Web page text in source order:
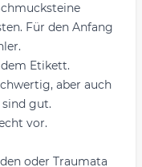
Für den Anfang
Etikett.
aber auch
sind gut.
vor.
oder Traumata